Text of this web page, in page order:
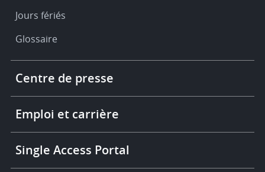
Jours fériés
Glossaire
More
links
Centre de presse
Emploi et carrière
Single Access Portal